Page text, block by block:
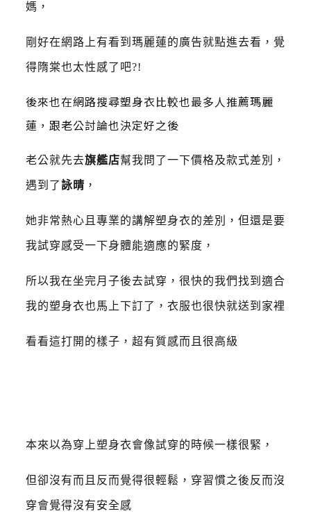
媽，
剛好在網路上有看到瑪麗蓮的廣告就點進去看，覺
得隋棠也太性感了吧?!
後來也在網路搜尋塑身衣比較也最多人推薦瑪麗
蓮，跟老公討論也決定好之後
老公就先去旗艦店幫我問了一下價格及款式差別，
遇到了詠晴 ，
她非常熱心且專業的講解塑身衣的差別，但還是要
我試穿感受一下身體能適應的緊度，
所以我在坐完月子後去試穿，很快的我們找到適合
我的塑身衣也馬上下訂了，衣服也很快就送到家裡
看看這打開的樣子，超有質感而且很高級
本來以為穿上塑身衣會像試穿的時候一樣很緊，
但卻沒有而且反而覺得很輕鬆，穿習慣之後反而沒
穿會覺得沒有安全感